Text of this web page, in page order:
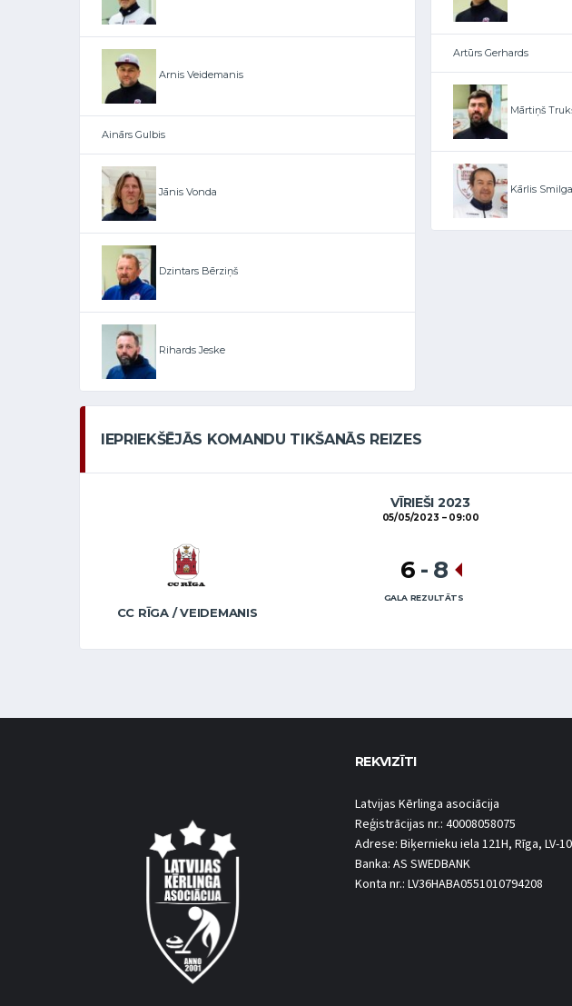
Arnis Veidemanis
Ainārs Gulbis
Jānis Vonda
Dzintars Bērziņš
Rihards Jeske
Artūrs Gerhards
Mārtiņš
Kārlis Smilga
IEPRIEKŠĒJĀS KOMANDU TIKŠANĀS REIZES
VĪRIEŠI 2023
05/05/2023 09:00
CC RĪGA / VEIDEMANIS
6 - 8
GALA REZULTĀTS
REKVIZĪTI
Latvijas Kērlinga asociācija
Reģistrācijas nr.: 40008058075
Adrese: Biķernieku iela 121H, Rīga, LV-
Banka: AS SWEDBANK
Konta nr.: LV36HABA0551010794208